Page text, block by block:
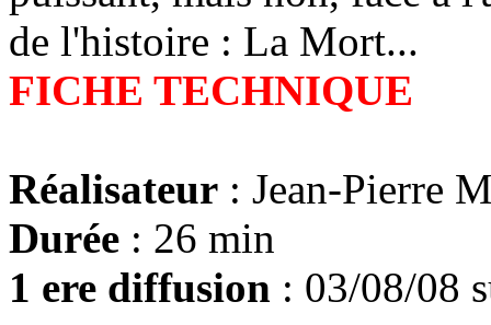
de l'histoire : La Mort...
FICHE TECHNIQUE
Réalisateur : Jean-Pierre
Durée : 26 min
1 ere diffusion : 03/08/08